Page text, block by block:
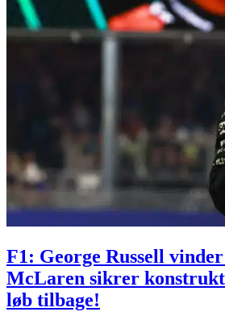
F1: George Russell
McLaren sikrer
løb tilbage!